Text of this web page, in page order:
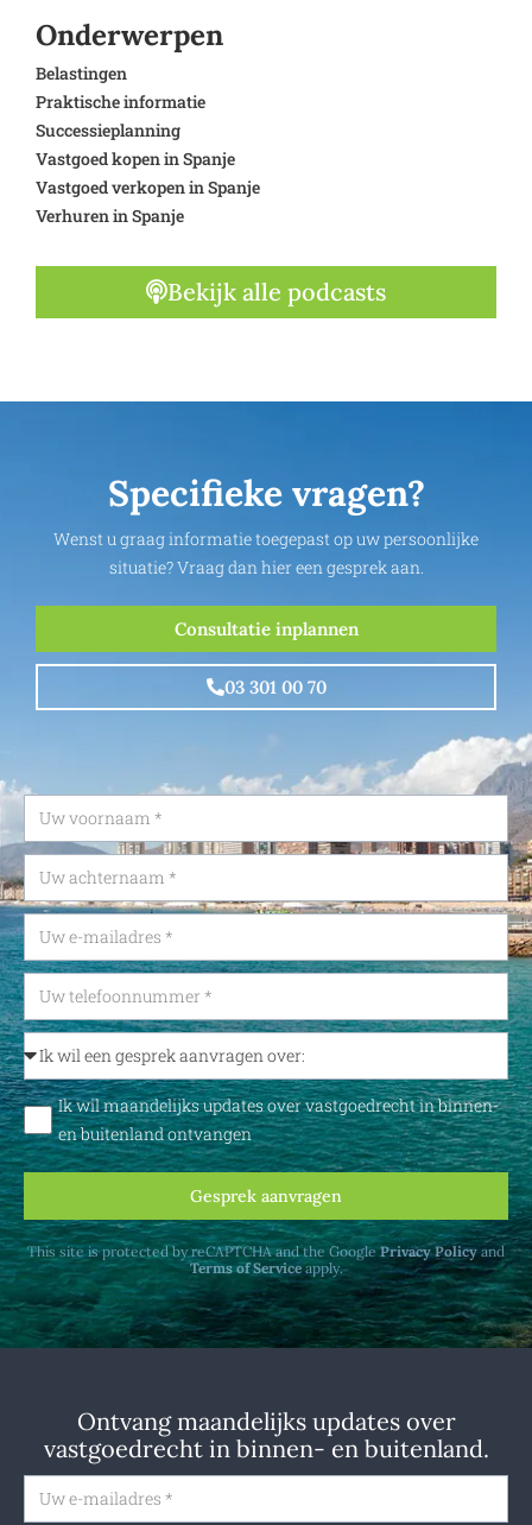
Onderwerpen
Belastingen
Praktische informatie
Successieplanning
Vastgoed kopen in Spanje
Vastgoed verkopen in Spanje
Verhuren in Spanje
Bekijk alle podcasts
Specifieke vragen?
Wenst u graag informatie toegepast op uw persoonlijke
situatie? Vraag dan hier een gesprek aan.
Consultatie inplannen
03 301 00 70
Ik wil maandelijks updates over vastgoedrecht in binnen-
en buitenland ontvangen
Gesprek aanvragen
This site is protected by reCAPTCHA and the GooglePrivacy Policyand
Terms of Serviceapply.
Ontvang maandelijks updates over
vastgoedrecht in binnen- en buitenland.